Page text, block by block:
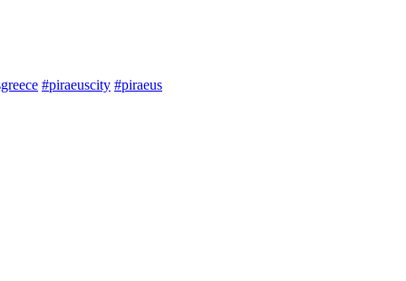
#piraeuscity #piraeus